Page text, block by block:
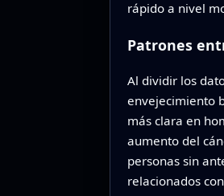
rápido a nivel
Patrones
Al dividir los
envejecimiento
más clara en
aumento del
personas sin
relacionados